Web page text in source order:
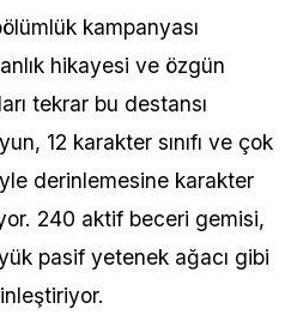
kampanyası
hikayesi ve özgün
tekrar bu destansı
12 karakter sınıfı ve çok
derinlemesine karakter
240 aktif beceri gemisi,
pasif yetenek ağacı gibi